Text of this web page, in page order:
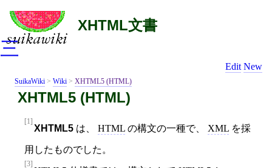
XHTML文書
Edit New
SuikaWiki > Wiki > XHTML5 (HTML)
XHTML5 (HTML)
[1]
XHTML5 は、 HTML の構文の一種で、 XML を採
用したものでした。
[3]
三